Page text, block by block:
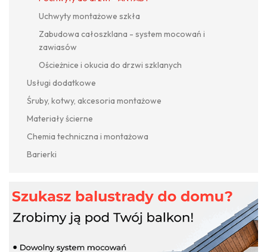
Uchwyty montażowe szkła
Zabudowa całoszklana - system mocowań i
zawiasów
Ościeżnice i okucia do drzwi szklanych
Usługi dodatkowe
Śruby, kotwy, akcesoria montażowe
Materiały ścierne
Chemia techniczna i montażowa
Barierki